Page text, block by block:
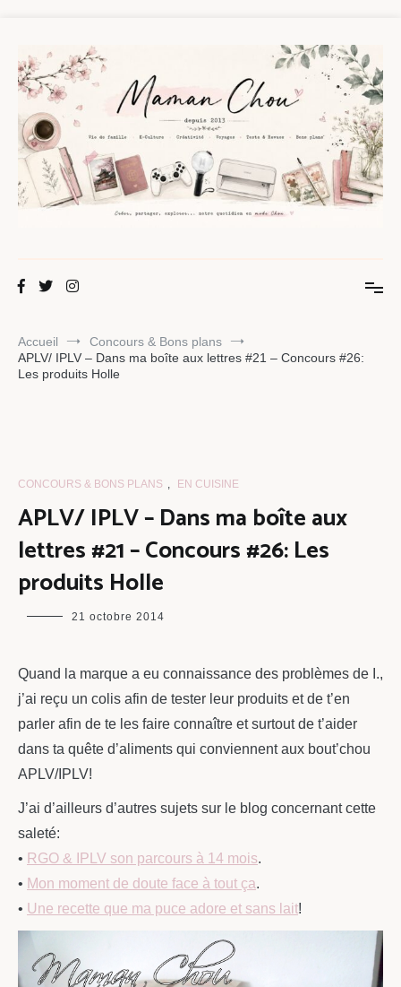
contenu
Maman Chou
Accueil
Concours & Bons plans
APLV/ IPLV – Dans ma boîte aux lettres #21 – Concours #26:
Les produits Holle
CONCOURS & BONS PLANS , EN CUISINE
APLV/ IPLV – Dans ma boîte aux
lettres #21 – Concours #26: Les
produits Holle
maman
21 octobre 2014
Quand la marque a eu connaissance des problèmes de I.,
j’ai reçu un colis afin de tester leur produits et de t’en
parler afin de te les faire connaître et surtout de t’aider
dans ta quête d’aliments qui conviennent aux bout’chou
APLV/IPLV!
J’ai d’ailleurs d’autres sujets sur le blog concernant cette
saleté:
• RGO & IPLV son parcours à 14 mois.
• Mon moment de doute face à tout ça.
• Une recette que ma puce adore et sans lait!